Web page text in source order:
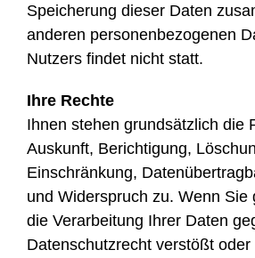
Speicherung dieser Daten
anderen personenbezogenen
Nutzers findet nicht statt.
Ihre Rechte
Ihnen stehen grundsätzlich die
Auskunft, Berichtigung,
Einschränkung,
und Widerspruch zu. Wenn Sie
die Verarbeitung Ihrer Daten
Datenschutzrecht verstößt oder